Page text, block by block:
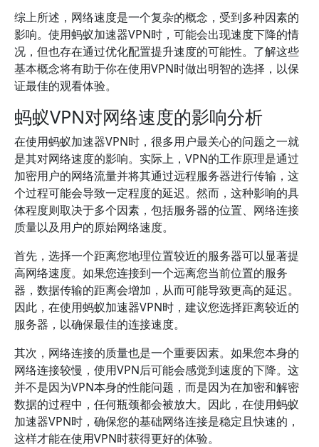
综上所述，网络速度是一个复杂的概念，受到多种因素的
影响。使用蚂蚁加速器VPN时，可能会出现速度下降的情
况，但也存在通过优化配置提升速度的可能性。了解这些
基本概念将有助于你在使用VPN时做出明智的选择，以保
证最佳的观看体验。
蚂蚁VPN对网络速度的影响分析
在使用蚂蚁加速器VPN时，很多用户最关心的问题之一就
是其对网络速度的影响。实际上，VPN的工作原理是通过
加密用户的网络流量并将其通过远程服务器进行传输，这
个过程可能会导致一定程度的延迟。然而，这种影响的具
体程度则取决于多个因素，包括服务器的位置、网络连接
质量以及用户的原始网络速度。
首先，选择一个距离您地理位置较近的服务器可以显著提
高网络速度。如果您连接到一个远离您当前位置的服务
器，数据传输的距离会增加，从而可能导致更高的延迟。
因此，在使用蚂蚁加速器VPN时，建议您选择距离较近的
服务器，以确保最佳的连接速度。
其次，网络连接的质量也是一个重要因素。如果您本身的
网络连接较慢，使用VPN后可能会感觉到速度的下降。这
并不是因为VPN本身的性能问题，而是因为在加密和解密
数据的过程中，任何瓶颈都会被放大。因此，在使用蚂蚁
加速器VPN时，确保您的基础网络连接是稳定且快速的，
这样才能在使用VPN时获得更好的体验。